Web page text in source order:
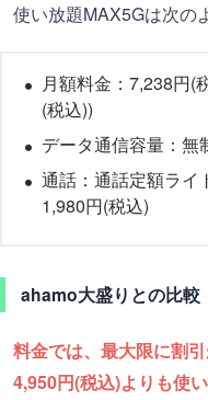
使い放題MAX5Gは次の
月額料金：7,238円(
(税込))
データ通信容量：無
通話：通話定額ラ
1,980円(税込)
ahamo大盛りとの比較
料金では、最大限に割
4,950円(税込)よりも使